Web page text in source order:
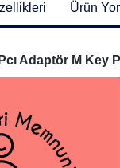
Ürün
Adaptör M Key